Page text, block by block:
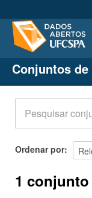
Conjuntos de
Organizações
Grupos
Sobre
Conjuntos
Ordenar por
1